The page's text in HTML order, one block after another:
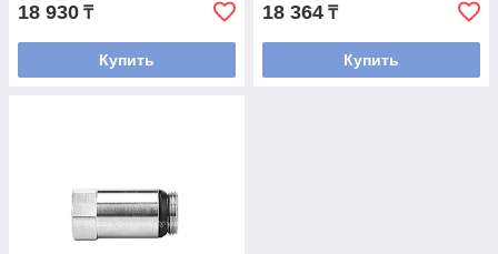
18 930 ₸
Купить
18 364 ₸
Купить